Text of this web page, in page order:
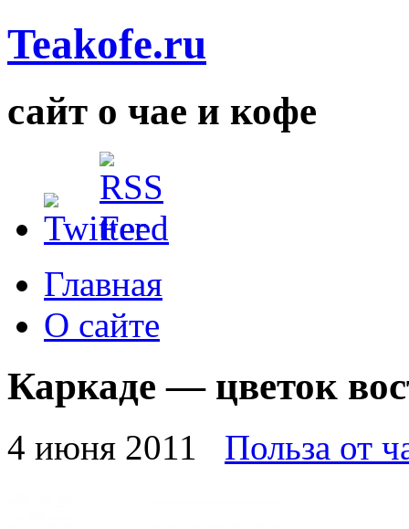
Teakofe.ru
сайт о чае и кофе
Главная
О сайте
Каркаде — цветок
4 июня 2011 Польза от